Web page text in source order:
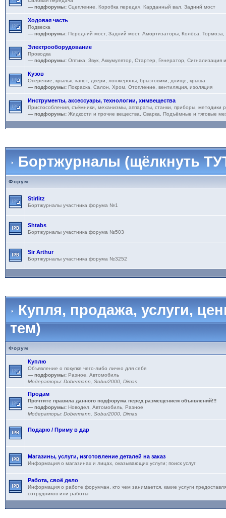
— подфорумы: Сцепление Коробка передач, Карданный вал Задний мост
Ходовая часть
Подвеска
— подфорумы: Передний мост, Задний мост, Амортизаторы, Колёса Тормоза
Электрооборудование
Проводка
— подфорумы: Оптика Звук, Аккумулятор Стартер Генератор Сигнализация
Кузов
Оперение, крылья, капот, двери, лонжероны, брызговики, днище, крыша
— подфорумы: Покраска Салон Хром, Отопление, вентиляция, изоляция
Инструменты, аксессуары, технологии, химвещества
Приспособления, съёмники, механизмы, аппараты, станки, приборы, методики
— подфорумы: Жидкости и прочие вещества Сварка Подъёмные и тяговые
Бортжурналы (щёлкнуть
Форум
Stirlitz
Бортжурналы участника форума №1
Shtabs
Бортжурналы участника форума №503
Sir Arthur
Бортжурналы участника форума №3252
Купля, продажа, услуги,
тем)
Форум
Куплю
Объявление о покупке чего-либо лично для себя
— подфорумы: Разное
Автомобиль
Модераторы: Dobermann Sobur2000, Dimas
Продам
Прочтите правила данного подфорума перед размещением объявлений!!!
— подфорумы: Новодел Автомобиль, Разное
Модераторы: Dobermann Sobur2000, Dimas
Подарю / Приму в дар
Магазины, услуги, изготовление деталей на заказ
Информация о магазинах и лицах, оказывающих услуги; поиск услуг
Работа, своё дело
Информация о работе форумчан, кто чем занимается, какие услуги
сотрудников или работы